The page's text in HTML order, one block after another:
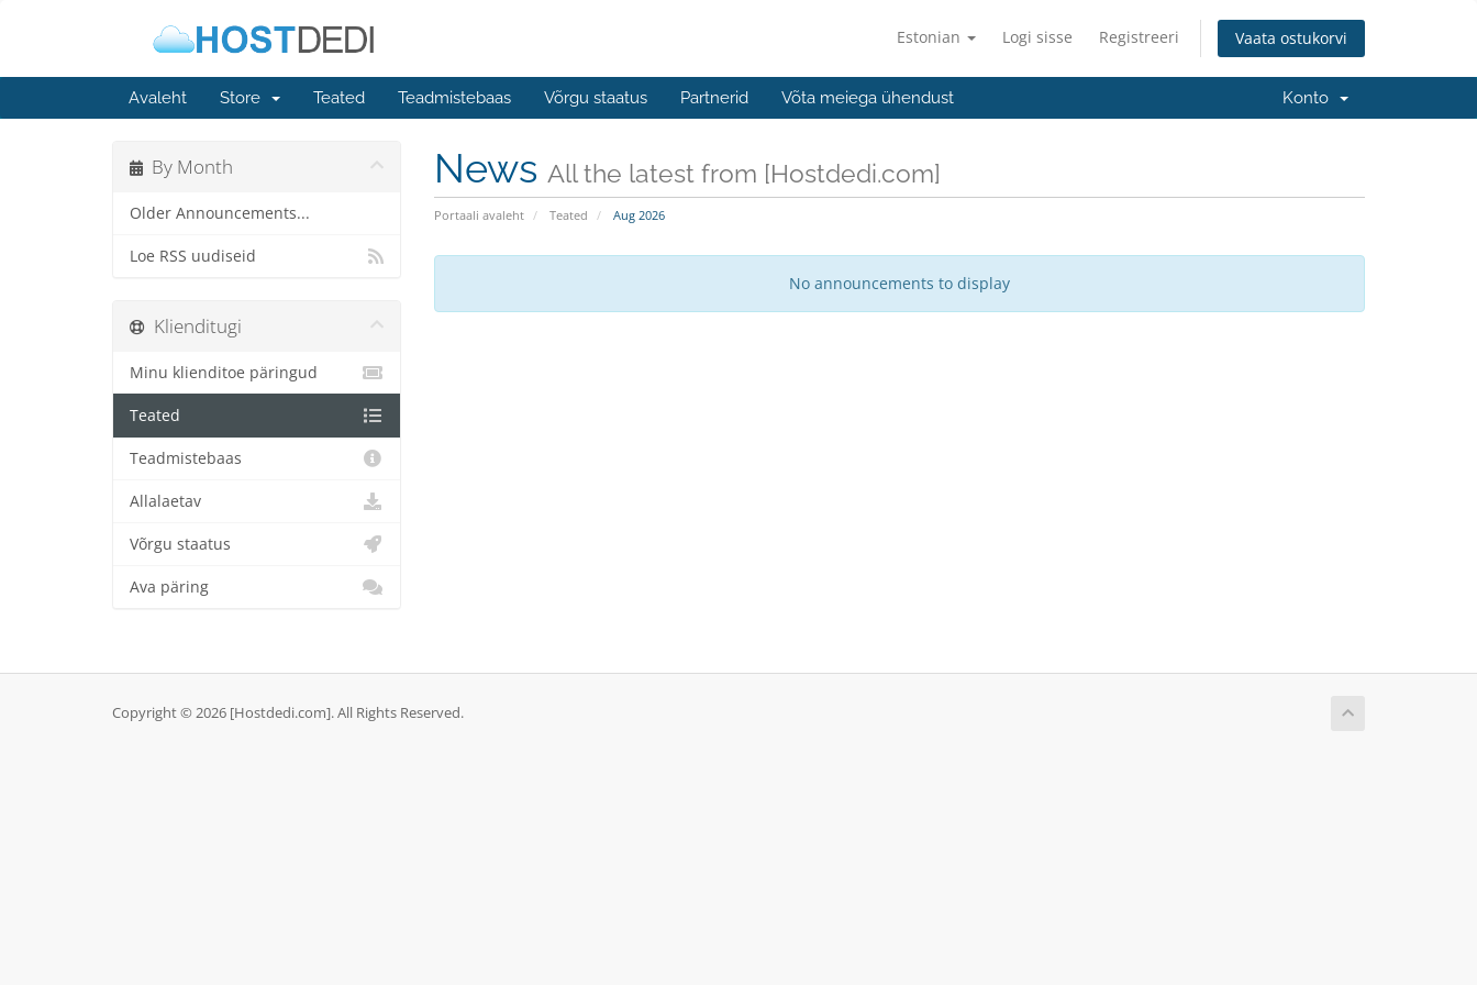
Estonian Logi sisse Registreeri Vaata ostukorvi
Avaleht Store Teated Teadmistebaas Võrgu staatus Partnerid Võta meiega ühendust Konto
News All the latest from [Hostdedi.com]
Portaali avaleht Teated Aug 2026
By Month
Older Announcements...
Loe RSS uudiseid
No announcements to display
Klienditugi
Minu klienditoe päringud
Teated
Teadmistebaas
Allalaetav
Võrgu staatus
Ava päring
Copyright © 2026 [Hostdedi.com]. All Rights Reserved.